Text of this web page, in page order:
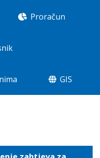
Proračun
GIS